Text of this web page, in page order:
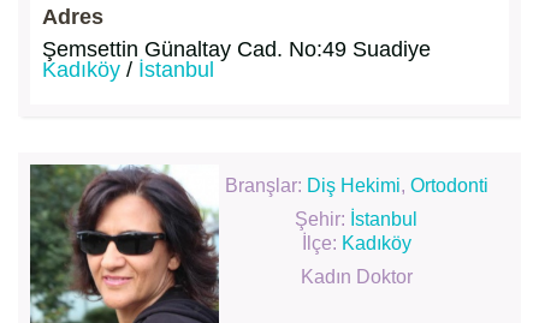
Adres
Şemsettin Günaltay Cad. No:49 Suadiye
Kadıköy / İstanbul
Branşlar: Diş Hekimi, Ortodonti
Şehir: İstanbul
İlçe: Kadıköy
Kadın Doktor